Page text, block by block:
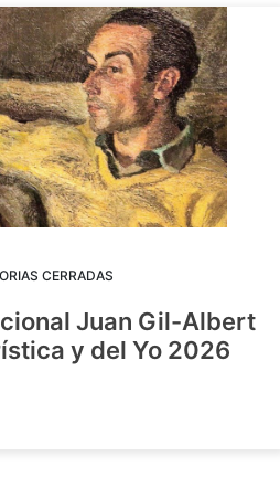
CERRADAS
Juan Gil-Albert
y del Yo 2026